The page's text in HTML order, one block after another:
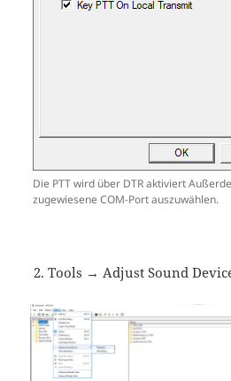
Die PTT wird über DTR aktiviert
zugewiesene COM-Port auszuwählen.
Tools → Adjust Sound